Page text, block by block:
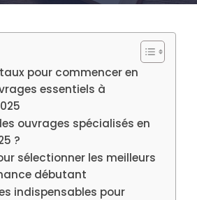
pour commencer en
essentiels à
ouvrages spécialisés en
?
sélectionner les meilleurs
débutant
indispensables pour